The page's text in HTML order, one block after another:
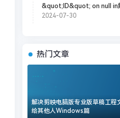
&quot;ID&quot; on null in
2024-07-30
热门文章
解决剪映电脑版专业版草稿工程
给其他人Windows篇